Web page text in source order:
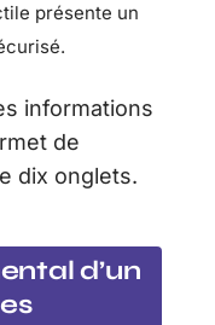
présente un
informations
de
dix onglets.
d’un